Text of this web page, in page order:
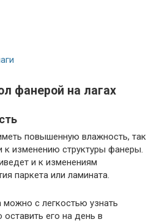
фанерой на лагах
повышенную влажность, так
к изменению структуры фанеры.
и к изменениям
паркета или ламината.
с легкостью узнать
его на день в